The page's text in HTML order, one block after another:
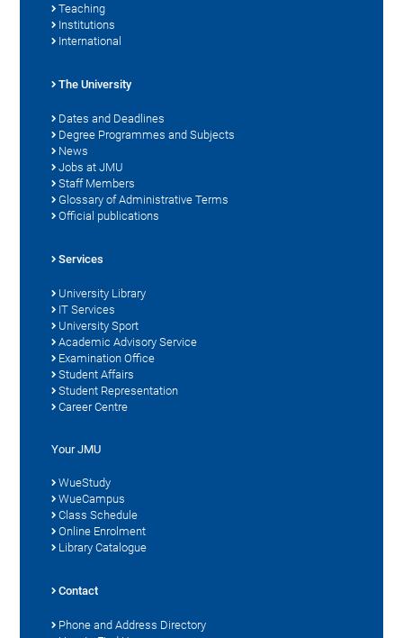
Teaching
Institutions
International
The University
Dates and Deadlines
Degree Programmes and Subjects
News
Jobs at JMU
Staff Members
Glossary of Administrative Terms
Official publications
Services
University Library
IT Services
University Sport
Academic Advisory Service
Examination Office
Student Affairs
Student Representation
Career Centre
Your JMU
WueStudy
WueCampus
Class Schedule
Online Enrolment
Library Catalogue
Contact
Phone and Address Directory